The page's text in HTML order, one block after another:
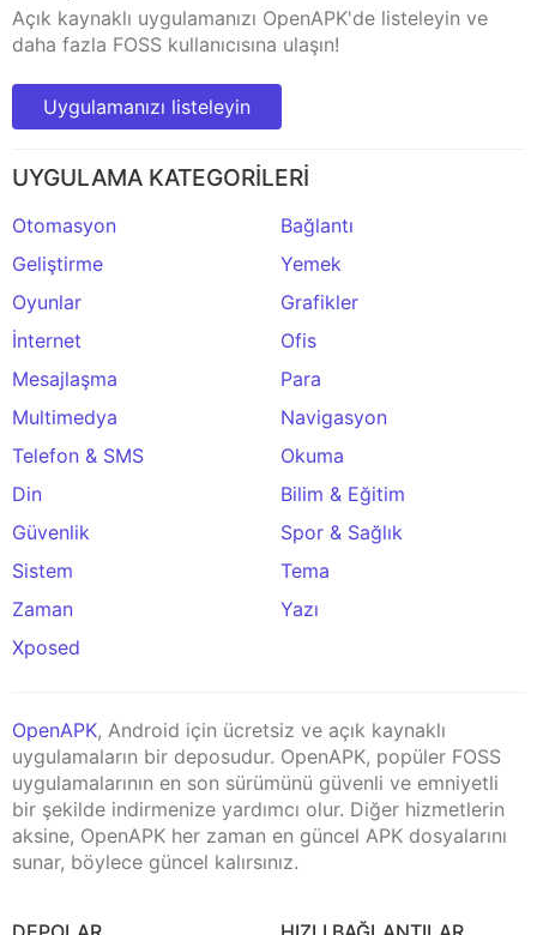
Açık kaynaklı uygulamanızı OpenAPK'de listeleyin ve
daha fazla FOSS kullanıcısına ulaşın!
Uygulamanızı listeleyin
UYGULAMA KATEGORİLERİ
Otomasyon
Bağlantı
Geliştirme
Yemek
Oyunlar
Grafikler
İnternet
Ofis
Mesajlaşma
Para
Multimedya
Navigasyon
Telefon & SMS
Okuma
Din
Bilim & Eğitim
Güvenlik
Spor & Sağlık
Sistem
Tema
Zaman
Yazı
Xposed
OpenAPK, Android için ücretsiz ve açık kaynaklı
uygulamaların bir deposudur. OpenAPK, popüler FOSS
uygulamalarının en son sürümünü güvenli ve emniyetli
bir şekilde indirmenize yardımcı olur. Diğer hizmetlerin
aksine, OpenAPK her zaman en güncel APK dosyalarını
sunar, böylece güncel kalırsınız.